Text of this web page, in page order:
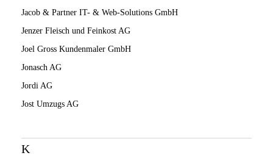
Jacob & Partner IT- & Web-Solutions GmbH
Jenzer Fleisch und Feinkost AG
Joel Gross Kundenmaler GmbH
Jonasch AG
Jordi AG
Jost Umzugs AG
K